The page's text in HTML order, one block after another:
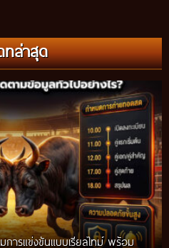
ทล่าสุด
ารแข่งขันแบบเรียลไทม์ พร้อม